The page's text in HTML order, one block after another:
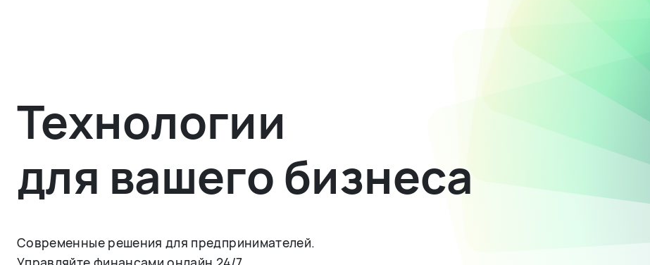
Технологии
для вашего бизнеса
Современные решения для предпринимателей.